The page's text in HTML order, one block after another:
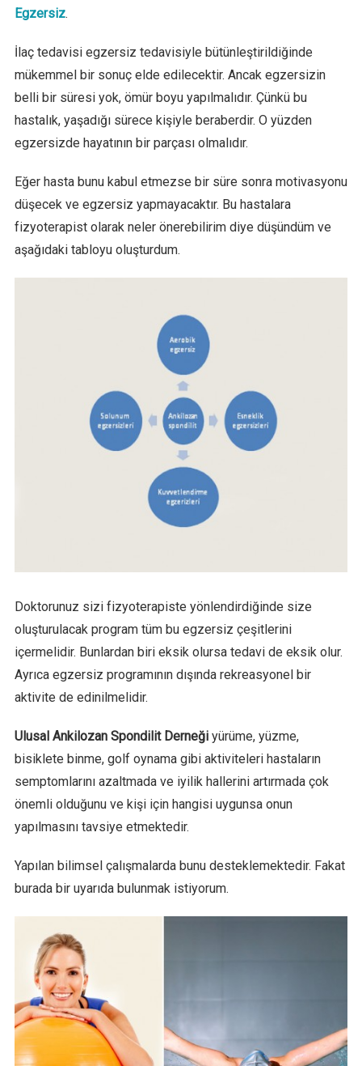
Egzersiz.
İlaç tedavisi egzersiz tedavisiyle bütünleştirildiğinde
mükemmel bir sonuç elde edilecektir. Ancak egzersizin
belli bir süresi yok, ömür boyu yapılmalıdır. Çünkü bu
hastalık, yaşadığı sürece kişiyle beraberdir. O yüzden
egzersizde hayatının bir parçası olmalıdır.
Eğer hasta bunu kabul etmezse bir süre sonra motivasyonu
düşecek ve egzersiz yapmayacaktır. Bu hastalara
fizyoterapist olarak neler önerebilirim diye düşündüm ve
aşağıdaki tabloyu oluşturdum.
Doktorunuz sizi fizyoterapiste yönlendirdiğinde size
oluşturulacak program tüm bu egzersiz çeşitlerini
içermelidir. Bunlardan biri eksik olursa tedavi de eksik olur.
Ayrıca egzersiz programının dışında rekreasyonel bir
aktivite de edinilmelidir.
Ulusal Ankilozan Spondilit Derneğiyürüme, yüzme,
bisiklete binme, golf oynama gibi aktiviteleri hastaların
semptomlarını azaltmada ve iyilik hallerini artırmada çok
önemli olduğunu ve kişi için hangisi uygunsa onun
yapılmasını tavsiye etmektedir.
Yapılan bilimsel çalışmalarda bunu desteklemektedir. Fakat
burada bir uyarıda bulunmak istiyorum.